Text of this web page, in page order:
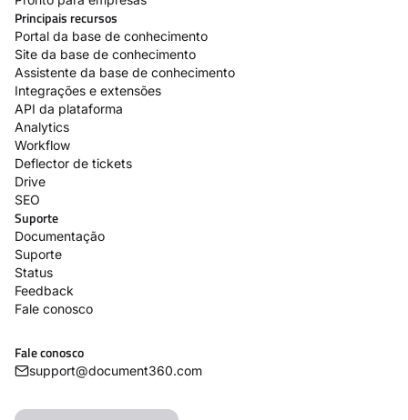
Principais recursos
Portal da base de conhecimento
Site da base de conhecimento
Assistente da base de conhecimento
Integrações e extensões
API da plataforma
Analytics
Workflow
Deflector de tickets
Drive
SEO
Suporte
Documentação
Suporte
Status
Feedback
Fale conosco
Fale conosco
support@document360.com